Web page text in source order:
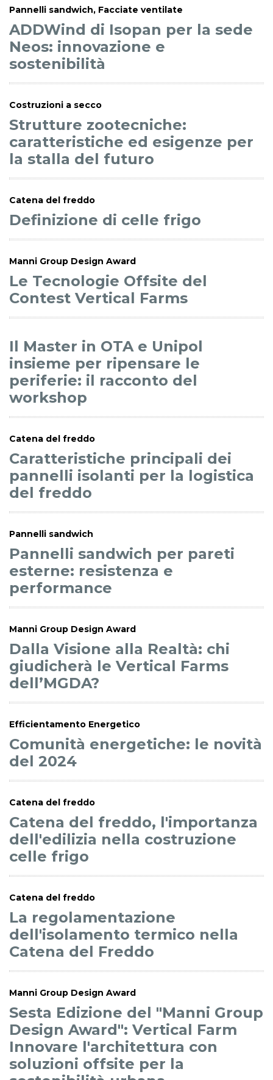
Pannelli sandwich, Facciate ventilate
ADDWind di Isopan per la sede
Neos: innovazione e
sostenibilità
Costruzioni a secco
Strutture zootecniche:
caratteristiche ed esigenze per
la stalla del futuro
Catena del freddo
Definizione di celle frigo
Manni Group Design Award
Le Tecnologie Offsite del
Contest Vertical Farms
Il Master in OTA e Unipol
insieme per ripensare le
periferie: il racconto del
workshop
Catena del freddo
Caratteristiche principali dei
pannelli isolanti per la logistica
del freddo
Pannelli sandwich
Pannelli sandwich per pareti
esterne: resistenza e
performance
Manni Group Design Award
Dalla Visione alla Realtà: chi
giudicherà le Vertical Farms
dell’MGDA?
Efficientamento Energetico
Comunità energetiche: le novità
del 2024
Catena del freddo
Catena del freddo, l'importanza
dell'edilizia nella costruzione
celle frigo
Catena del freddo
La regolamentazione
dell'isolamento termico nella
Catena del Freddo
Manni Group Design Award
Sesta Edizione del "Manni Group
Design Award": Vertical Farm
Innovare l'architettura con
soluzioni offsite per la